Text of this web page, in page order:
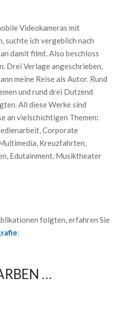
Videokameras mit
suchte ich vergeblich nach
damit filmt. Also beschloss
Drei Verlage angeschrieben,
meine Reise als Autor. Rund
und rund drei Dutzend
All diese Werke sind
an vielschichtigen Themen:
Corporate
Kreuzfahrten,
Edutainment, Musiktheater
folgten, erfahren Sie
:
…